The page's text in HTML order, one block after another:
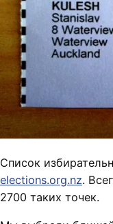
Список
elections.org.nz.
2700 таких точек.